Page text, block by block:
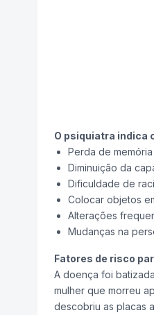
O psiquiatra indica
Perda de memória
Diminuição da
Dificuldade de
Colocar objetos
Alterações
Mudanças na
Fatores de risco
A doença foi
mulher que morreu
descobriu as placas